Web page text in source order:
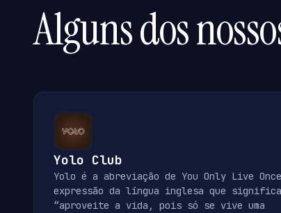
Alguns dos
Yolo Club
Yolo é a abreviação de You Only Live
expressão da língua inglesa que significa
“aproveite a vida, pois só se vive uma